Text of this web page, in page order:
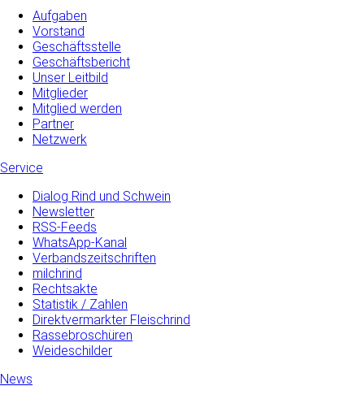
Aufgaben
Vorstand
Geschäftsstelle
Geschäftsbericht
Unser Leitbild
Mitglieder
Mitglied werden
Partner
Netzwerk
Service
Dialog Rind und Schwein
Newsletter
RSS-Feeds
WhatsApp-Kanal
Verbandszeitschriften
milchrind
Rechtsakte
Statistik / Zahlen
Direktvermarkter Fleischrind
Rassebroschüren
Weideschilder
News